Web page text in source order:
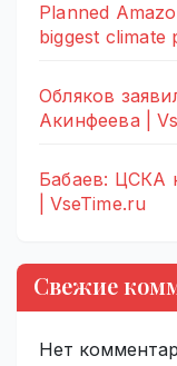
Planned
biggest climate
Обляков
Акинфеева |
Бабаев: ЦСКА
| VseTime.ru
Свежие
Нет